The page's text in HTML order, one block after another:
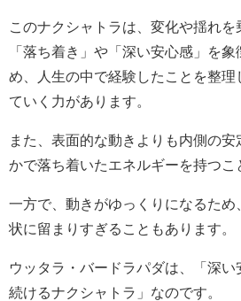
このナクシャトラは、変化や揺れ
「落ち着き」や「深い安心感」を
め、人生の中で経験したことを整理
ていく力があります。
また、表面的な動きよりも内側の
かで落ち着いたエネルギーを持つこ
一方で、動きがゆっくりになるため
状に留まりすぎることもあります。
ウッタラ・バードラパダは、「深い
続けるナクシャトラ」なのです。